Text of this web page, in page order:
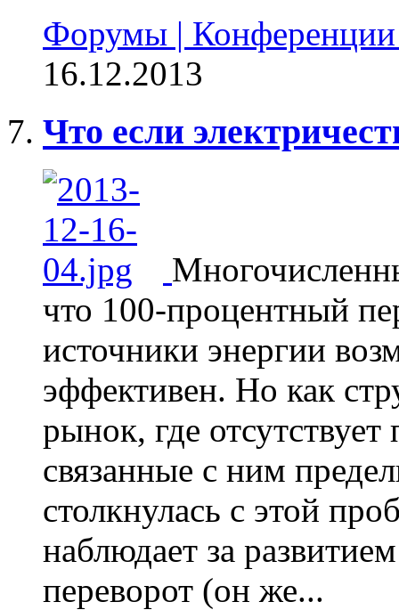
Форумы |
16.12.2013
Что если
что 100-процентный
источники энергии
эффективен. Но как
рынок, где
связанные с ним
столкнулась с этой
наблюдает за
переворот (он же...